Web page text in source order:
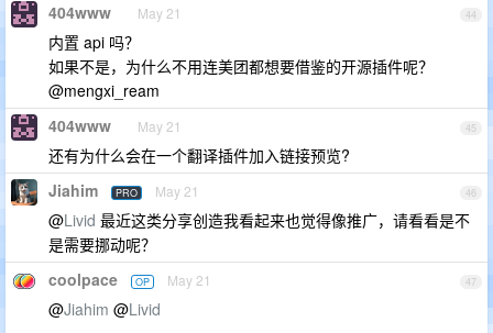
44
404www May 21
内置 api 吗？
如果不是，为什么不用连美团都想要借鉴的开源插件呢？
@mengxi_ream
45
404www May 21
还有为什么会在一个翻译插件加入链接预览?
46
Jiahim PRO May 21
@Livid 最近这类分享创造我看起来也觉得像推广，请看看是不
是需要挪动呢？
47
coolpace OP May 21
@Jiahim @Livid